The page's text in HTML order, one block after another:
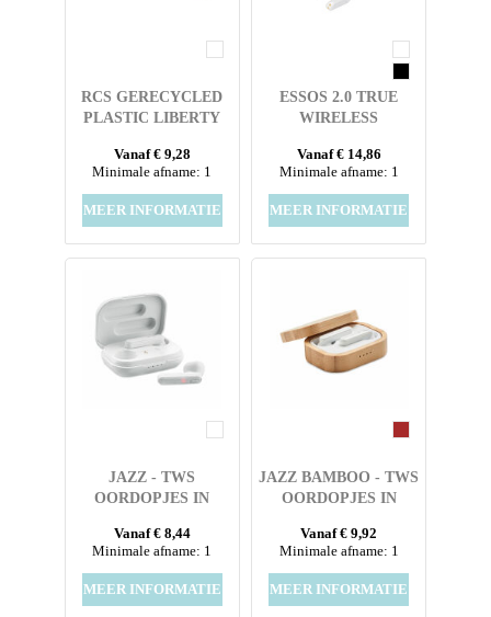
RCS GERECYCLED
PLASTIC LIBERTY
OORDOPPEN
Vanaf € 9,28
Minimale afname: 1
MEER INFORMATIE
ESSOS 2.0 TRUE
WIRELESS
KOPPELENDE
OORDOPJES MET
HOUDER
Vanaf € 14,86
Minimale afname: 1
MEER INFORMATIE
JAZZ - TWS
OORDOPJES IN
Vanaf € 8,44
Minimale afname: 1
MEER INFORMATIE
JAZZ BAMBOO - TWS
OORDOPJES IN
Vanaf € 9,92
Minimale afname: 1
MEER INFORMATIE